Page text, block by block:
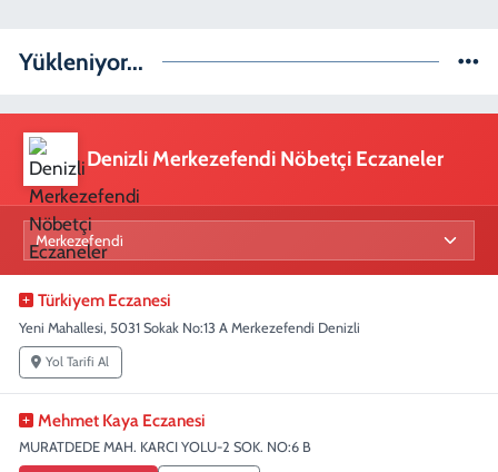
Yükleniyor...
Denizli Merkezefendi Nöbetçi Eczaneler
Türkiyem Eczanesi
Yeni Mahallesi, 5031 Sokak No:13 A Merkezefendi Denizli
Yol Tarifi Al
Mehmet Kaya Eczanesi
MURATDEDE MAH. KARCI YOLU-2 SOK. NO:6 B